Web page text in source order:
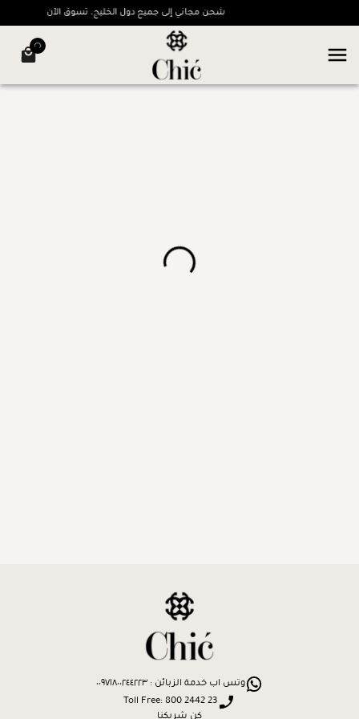
شحن مجاني إلى جميع دول الخليج، تسوق الآن
وتس اب خدمة الزبائن : ٠٠٩٧١٨٠٠٢٤٤٢٢٣
Toll Free: 800 2442 23